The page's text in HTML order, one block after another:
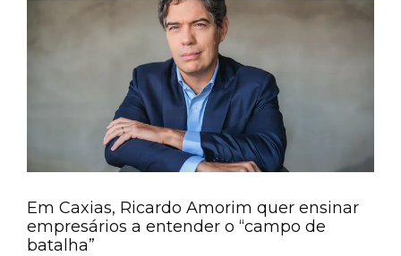
Em Caxias, Ricardo Amorim quer ensinar
empresários a entender o “campo de
batalha”